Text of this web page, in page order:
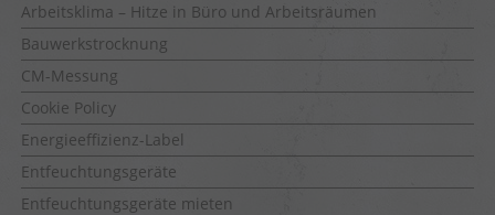
Arbeitsklima – Hitze in Büro und Arbeitsräumen
Bauwerkstrocknung
CM-Messung
Cookie Policy
Energieeffizienz-Label
Entfeuchtungsgeräte
Entfeuchtungsgeräte mieten